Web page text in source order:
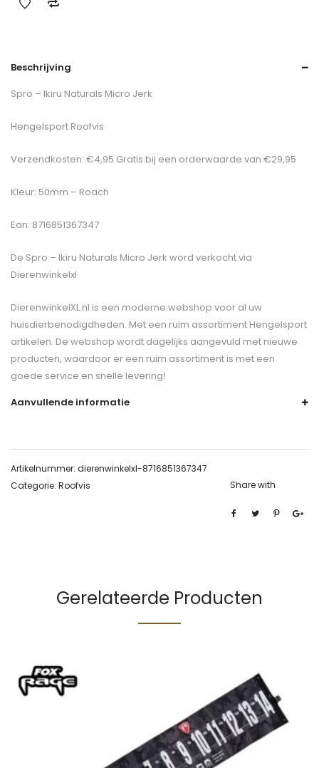
Beschrijving
Spro – Ikiru Naturals Micro Jerk
Hengelsport Roofvis
Verzendkosten: €4,95 Gratis bij een orderwaarde van €29,95
Kleur: 50mm – Roach
Ean: 8716851367347
De Spro – Ikiru Naturals Micro Jerk word verkocht via
Dierenwinkelxl
DierenwinkelXL.nl is een moderne webshop voor al uw
huisdierbenodigdheden. Met een ruim assortiment Hengelsport
artikelen. De webshop wordt dagelijks aangevuld met nieuwe
producten, waardoor er een ruim assortiment is met een
goede service en snelle levering!
Aanvullende informatie
Artikelnummer: dierenwinkelxl-8716851367347
Categorie: Roofvis Share with
Gerelateerde Producten